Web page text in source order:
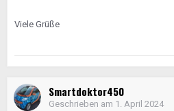
Viele Grüße
Smartdoktor450
Geschrieben am 1. April 2024